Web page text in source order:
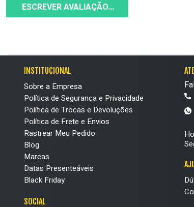
ESCREVER AVALIAÇÃO...
INSTITUCIONAL
Sobre a Empresa
Política de Segurança e Privacidade
Política de Trocas e Devoluções
Política de Frete e Envios
Rastrear Meu Pedido
Blog
Marcas
Datas Presenteáveis
Black Friday
SOCIAL